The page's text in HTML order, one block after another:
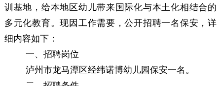
训基地，给本地区幼儿带来国际化与本土化相结合的
多元化教育。现因工作需要，公开招聘一名保安 ，详
细内容如下：
一、招聘岗位
泸州市龙马潭区经纬诺博幼儿园保安一名 。